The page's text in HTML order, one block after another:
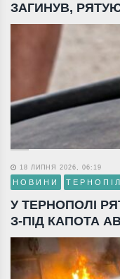
ЗАГИНУВ,
18 ЛИПНЯ 2026, 06:19
НОВИНИ
У ТЕРНОПОЛІ
З-ПІД КАПОТА